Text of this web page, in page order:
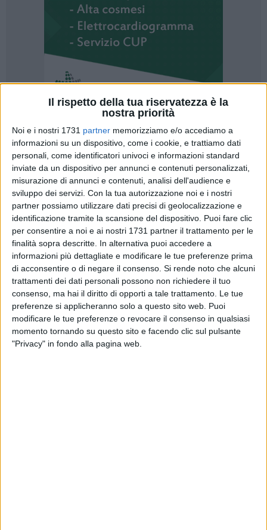
Il rispetto della tua riservatezza è la
nostra priorità
Noi e i nostri 1731 partner memorizziamo e/o accediamo a
informazioni su un dispositivo, come i cookie, e trattiamo dati
personali, come identificatori univoci e informazioni standard
inviate da un dispositivo per annunci e contenuti personalizzati,
misurazione di annunci e contenuti, analisi dell'audience e
sviluppo dei servizi. Con la tua autorizzazione noi e i nostri
partner possiamo utilizzare dati precisi di geolocalizzazione e
identificazione tramite la scansione del dispositivo. Puoi fare clic
per consentire a noi e ai nostri 1731 partner il trattamento per le
finalità sopra descritte. In alternativa puoi accedere a
informazioni più dettagliate e modificare le tue preferenze prima
di acconsentire o di negare il consenso. Si rende noto che alcuni
trattamenti dei dati personali possono non richiedere il tuo
consenso, ma hai il diritto di opporti a tale trattamento. Le tue
preferenze si applicheranno solo a questo sito web. Puoi
modificare le tue preferenze o revocare il consenso in qualsiasi
momento tornando su questo sito e facendo clic sul pulsante
"Privacy" in fondo alla pagina web.
Il "Maggio dei libri" converge sulla mitologia proponendo il
recente lavoro di Vittorio Grimaldi. È intitolato "Il sogno di
Perseo e Medusa" (Kindle Edition) e sarà presentato
dall'autore alle ore 11 di domani, nella sala "Bernardini" di
Palazzo San Domenico, in via Cavour (ingresso libero).
L'evento si realizza in collaborazione con l'Unione Nazionale
Cavalieri d'Italia (UNCI) Sezione Provinciale Barletta Andria
Trani e da "Mitologicamente…".
Spiega Grimaldi: "Tutti conosciamo la triste storia di
Medusa, ninfa tramutata in mostro per una scaramuccia tra